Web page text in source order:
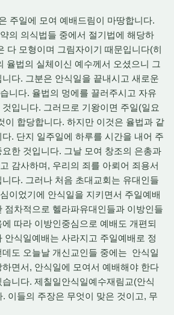
주일에 모여 예배드림이 마땅합니다.
의 의식법들 중에서 절기법에 해당하
다 모형이며 그림자이기 때문입니다(히
율법의 실체이신 예수께서 오셨으니 그
다. 그분은 안식일을 끝내시고 새로운
니다. 율법의 멍에를 끌러주시고 자유
입니다. 그러므로 기왕이면 주일(일요
이 합당합니다. 하지만 이것은 율법과 같
. 단지 일주일에 하루를 시간을 내어 주
한 것입니다. 그날 모여 창조의 은총과
감사하며, 우리의 죄를 아뢰어 죄용서
다. 그러나 처음 초대교회는 유대인들
이었기에 안식일을 지키면서 주일예배
점차적으로 헬라파유대인들과 이방인들
따라 이방인중심으로 예배도 개편되
안식일예배는 사라지고 주일예배로 정
도 오늘날 개신교인들 중에는 안식일
면서, 안식일에 모여서 예배해야 한다
니다. 제칠일안식일예수재림교(안식
이들의 주장은 무엇이 맞은 것이고, 무